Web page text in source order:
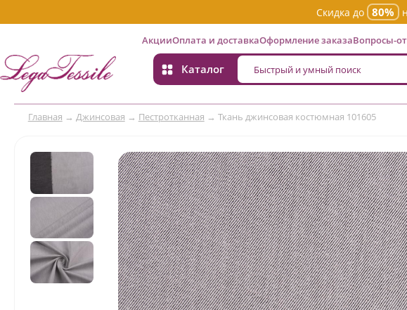
Скидка до 80%
АкцииОплата и доставкаОформление заказаВопросы-
Каталог
Главная → Джинсовая → Пестротканная → Ткань джинсовая костюмная 101605